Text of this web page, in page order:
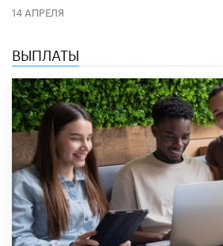
14 АПРЕЛЯ
ВЫПЛАТЫ